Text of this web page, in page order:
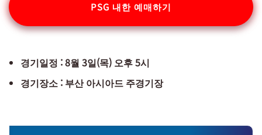
PSG 내한 예매하기
경기일정 : 8월 3일(목) 오후 5시
경기장소 : 부산 아시아드 주경기장